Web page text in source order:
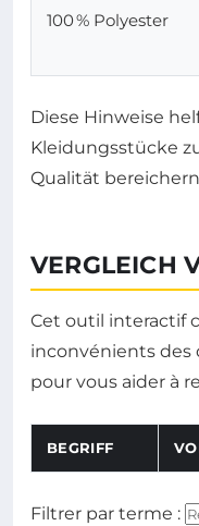
100 % Polyester
Diese Hinweise
Kleidungsstücke
Qualität
VERGLEICH
Cet outil interactif
inconvénients des
pour vous aider à
BEGRIFF
Filtrer par terme :